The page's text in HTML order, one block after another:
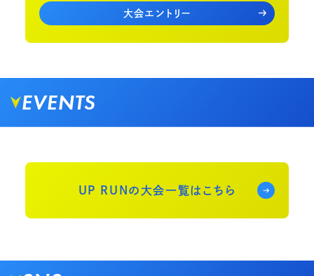
大会エントリー
EVENTS
UP RUNの大会一覧はこちら